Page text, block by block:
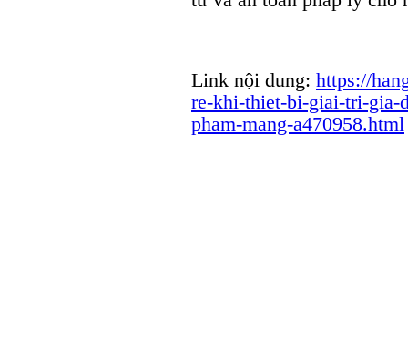
Link nội dung: https://
re-khi-thiet-bi-giai-tri-gia-
pham-mang-a470958.html